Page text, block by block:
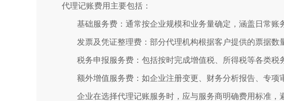
代理记账费用主要包括：
基础服务费：通常按企业规模和业务量确定，涵盖日常账
发票及凭证整理费：部分代理机构根据客户提供的票据数
税务申报服务费：包括按时完成增值税、所得税等各类税
额外增值服务费：如企业注册变更、财务分析报告、专项
企业在选择代理记账服务时，应与服务商明确费用标准，